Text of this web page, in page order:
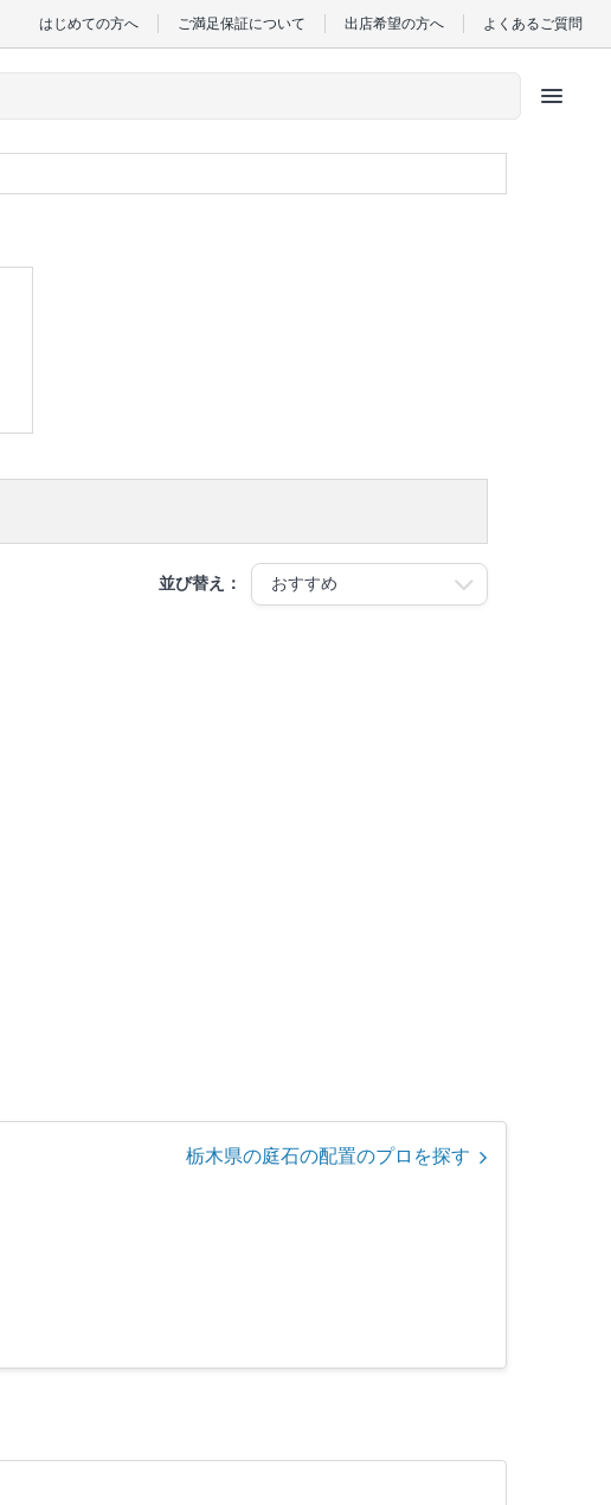
はじめての方へ ご満足保証について 出店希望の方へ よくあるご質問
menu
並び替え：
栃木県の庭石の配置のプロを探す